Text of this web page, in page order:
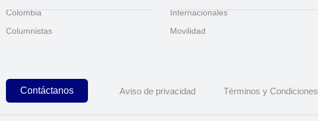
Colombia
Columnistas
Internacionales
Movilidad
Contáctanos Aviso de privacidad Términos y Condiciones